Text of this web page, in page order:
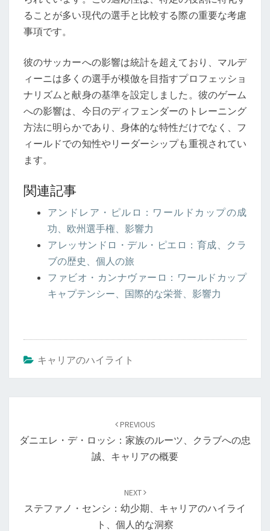
ることが多い現代の選手と比較する際の重要な考慮
事項です。
彼のサッカーへの影響は統計を超えており、マルデ
ィーニは多くの選手が模倣を目指すプロフェッショ
ナリズムと献身の基準を設定しました。彼のゲーム
への影響は、今日のディフェンダーのトレーニング
方法に明らかであり、身体的な特性だけでなく、フ
ィールドでの知性やリーダーシップも重視されてい
ます。
関連記事
アンドレア・ピルロ：ワールドカップの成
功、欧州選手権、影響力
アレッサンドロ・デル・ピエロ：育成、クラ
ブの歴史、個人の旅
ファビオ・カンナヴァーロ：ワールドカップ
キャプテンシー、国際的な栄誉、影響力
キャリアのハイライト
PREVIOUS
ダニエレ・デ・ロッシ：家族のルーツ、クラブへの忠
誠、キャリアの概要
NEXT
ステファノ・センシ：幼少期、キャリアのハイライ
ト、個人的な洞察